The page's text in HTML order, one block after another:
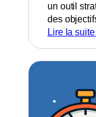
un outil
des
Lire la